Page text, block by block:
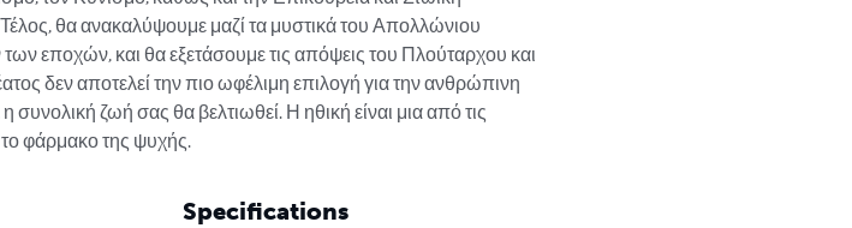
θα ανακαλύψουμε μαζί τα μυστικά του Απολλώνιου
εποχών, και θα εξετάσουμε τις απόψεις του Πλούταρχου και
δεν αποτελεί την πιο ωφέλιμη επιλογή για την ανθρώπινη
ζωή σας θα βελτιωθεί. Η ηθική είναι μια από τις
το φάρμακο της ψυχής.
Specifications